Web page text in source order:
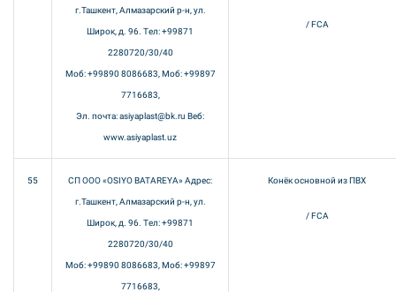
г.Ташкент, Алмазарский р-н, ул.
Широк, д. 96. Тел: +99871
2280720/30/40
Моб: +99890 8086683, Моб: +99897
7716683,
Эл. почта: asiyaplast@bk.ru Веб:
www.asiyaplast.uz
/ FCA
55 СП ООО «OSIYO BATAREYA» Адрес:
г.Ташкент, Алмазарский р-н, ул.
Широк, д. 96. Тел: +99871
2280720/30/40
Моб: +99890 8086683, Моб: +99897
7716683,
Конёк основной из ПВХ
/ FCA